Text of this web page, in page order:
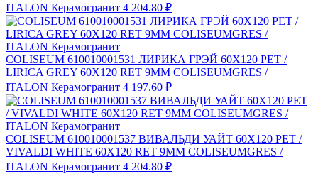
ITALON Керамогранит 4 204.80 ₽
COLISEUM 610010001531 ЛИРИКА ГРЭЙ 60X120 РЕТ /
LIRICA GREY 60X120 RET 9MM COLISEUMGRES /
ITALON Керамогранит 4 197.60 ₽
COLISEUM 610010001537 ВИВАЛЬДИ УАЙТ 60X120 РЕТ /
VIVALDI WHITE 60X120 RET 9MM COLISEUMGRES /
ITALON Керамогранит 4 204.80 ₽